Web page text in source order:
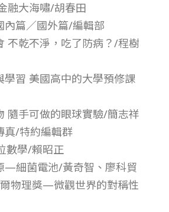
融大海嘯/胡春田
內篇／國外篇/編輯部
不乾不淨，吃了防病？/程樹
學習 美國高中的大學預修課
隨手可做的眼球實驗/簡志祥
真/特約編輯群
數學/賴昭正
—細菌電池/黃奇智、廖科貿
物理獎—微觀世界的對稱性